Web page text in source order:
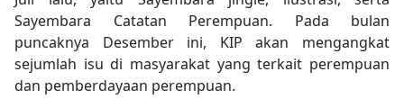
Sayembara Catatan Perempuan. Pada bulan
puncaknya Desember ini, KIP akan mengangkat
sejumlah isu di masyarakat yang terkait perempuan
dan pemberdayaan perempuan.